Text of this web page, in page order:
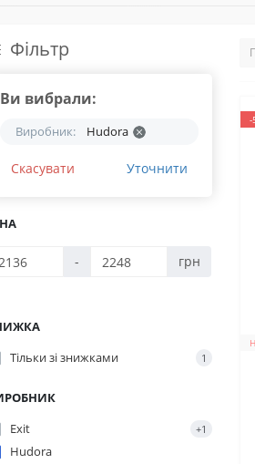
Фільтр
Ви вибрали:
Виробник: Hudora
Скасувати Уточнити
- грн
Тільки зі знижками
1
Exit
+1
Hudora
-